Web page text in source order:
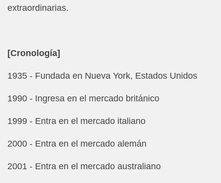
extraordinarias.
[Cronología]
1935 - Fundada en Nueva York, Estados Unidos
1990 - Ingresa en el mercado británico
1999 - Entra en el mercado italiano
2000 - Entra en el mercado alemán
2001 - Entra en el mercado australiano